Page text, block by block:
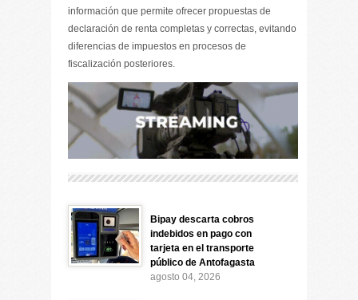
información que permite ofrecer propuestas de
declaración de renta completas y correctas, evitando
diferencias de impuestos en procesos de
fiscalización posteriores.
Bipay descarta cobros
indebidos en pago con
tarjeta en el transporte
público de Antofagasta
agosto 04, 2026